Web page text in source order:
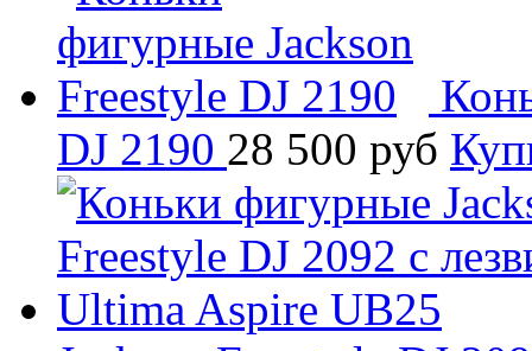
DJ 2190 28 500 руб